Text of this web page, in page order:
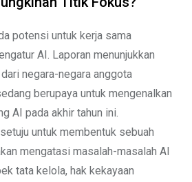
potensi untuk kerja sama
AI. Laporan menunjukkan
negara-negara anggota
berupaya untuk mengenalkan
AI pada akhir tahun ini.
untuk membentuk sebuah
mengatasi masalah-masalah AI
tata kelola, hak kekayaan